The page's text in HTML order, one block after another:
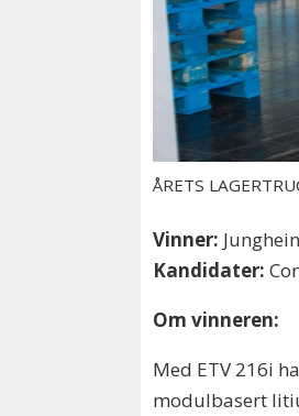
ÅRETS
Vinner:
Kandidater:
Om vinneren:
Med ETV 216i
modulbasert